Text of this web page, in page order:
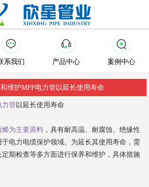
系我们 产品中心 案例中心
维护MPP电力管以延长使用寿命
力管 以延长使用寿命
烯为主要原料 ，具有耐高温、耐腐蚀、绝缘性
电力电缆保护领域。为延长其使用寿命，需
期检查等多方面进行保养和维护，具体措施